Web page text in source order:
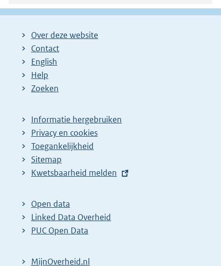
k
Over deze website
Contact
English
Help
Zoeken
Informatie hergebruiken
Privacy en cookies
Toegankelijkheid
Sitemap
E
t
e
r
Kwetsbaarheid melden
Open data
Linked Data Overheid
PUC Open Data
MijnOverheid.nl